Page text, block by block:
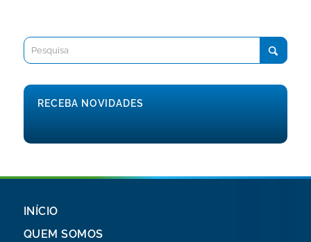
RECEBA NOVIDADES
INÍCIO
QUEM SOMOS